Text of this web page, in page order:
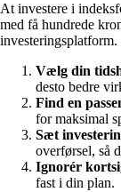
At investere i
med få hundrede
Vælg din
desto bedre
Find en
for maksimal
Sæt
overførsel, så
Ignorér
fast i din plan.